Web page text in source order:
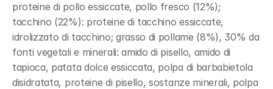
proteine di pollo essiccate, pollo fresco (12%);
tacchino (22%): proteine di tacchino essiccate,
idrolizzato di tacchino; grasso di pollame (8%), 30% da
fonti vegetali e minerali: amido di pisello, amido di
tapioca, patata dolce essiccata, polpa di barbabietola
disidratata, proteine di pisello, sostanze minerali, polpa